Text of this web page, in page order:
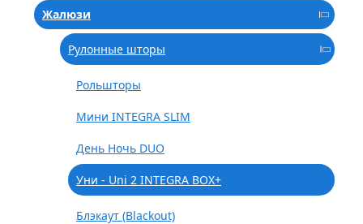
Жалюзи
Рулонные шторы
Рольшторы
Мини INTEGRA SLIM
День Ночь DUO
Уни - Uni 2 INTEGRA BOX+
Блэкаут (Blackout)